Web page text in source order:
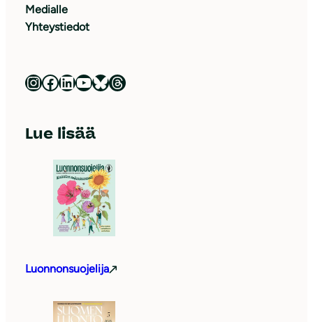
Medialle
Yhteystiedot
Luonnonsuojeluliitto Instagramissa Luonnonsuojeluliitto Facebookissa Luonnonsuojeluliitto LinkedInissä Luonnonsuojeluliiton YouTube-kanava Luonnonsuojeluliitto Blueskyssa Luonnonsuojeluliitto Threadsissa
Lue lisää
Luonnonsuojelija